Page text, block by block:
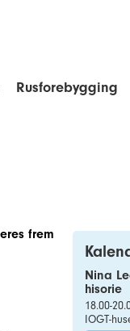
Rusforebygging
frem
Nina
hisorie
18.00-
IOGT-